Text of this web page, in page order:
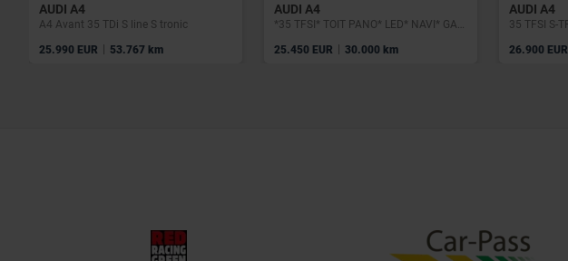
AUDI A4
A4 Avant 35 TDi S line S tronic
25.990 EUR | 53.767 km
AUDI A4
*35 TFSI* TOIT PANO* LED* NAVI* GARANTIE 12 MOIS*
25.450 EUR | 30.000 km
AUDI A4
26.900 EUR